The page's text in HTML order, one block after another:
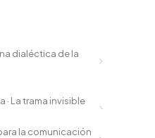
dialéctica de la
La trama invisible
la comunicación